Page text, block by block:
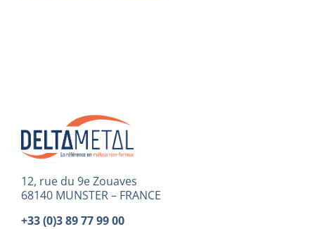
12, rue du 9e Zouaves
68140 MUNSTER – FRANCE
+33 (0)3 89 77 99 00